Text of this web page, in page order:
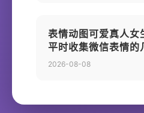
表情动图可爱真人女
平时收集微信表情的
2026-08-08